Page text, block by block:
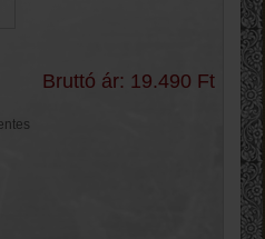
Bruttó ár: 19.490 Ft